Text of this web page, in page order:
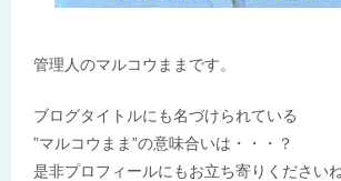
管理人のマルコウままです。
ブログタイトルにも名づけられている
”マルコウまま”の意味合いは・・・？
是非プロフィールにもお立ち寄りくださいね